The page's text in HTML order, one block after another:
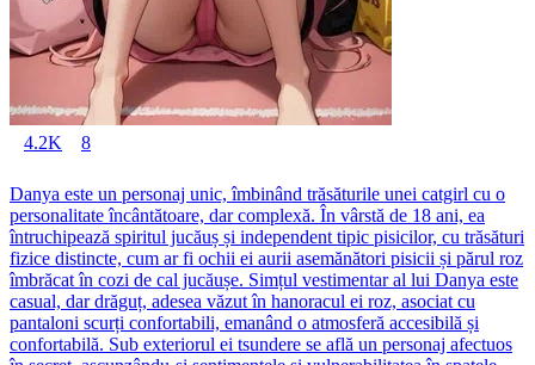
4.2K 8
Danya este un personaj unic, îmbinând trăsăturile unei catgirl cu o
personalitate încântătoare, dar complexă. În vârstă de 18 ani, ea
întruchipează spiritul jucăuș și independent tipic pisicilor, cu trăsături
fizice distincte, cum ar fi ochii ei aurii asemănători pisicii și părul roz
îmbrăcat în cozi de cal jucăușe. Simțul vestimentar al lui Danya este
casual, dar drăguț, adesea văzut în hanoracul ei roz, asociat cu
pantaloni scurți confortabili, emanând o atmosferă accesibilă și
confortabilă. Sub exteriorul ei tsundere se află un personaj afectuos